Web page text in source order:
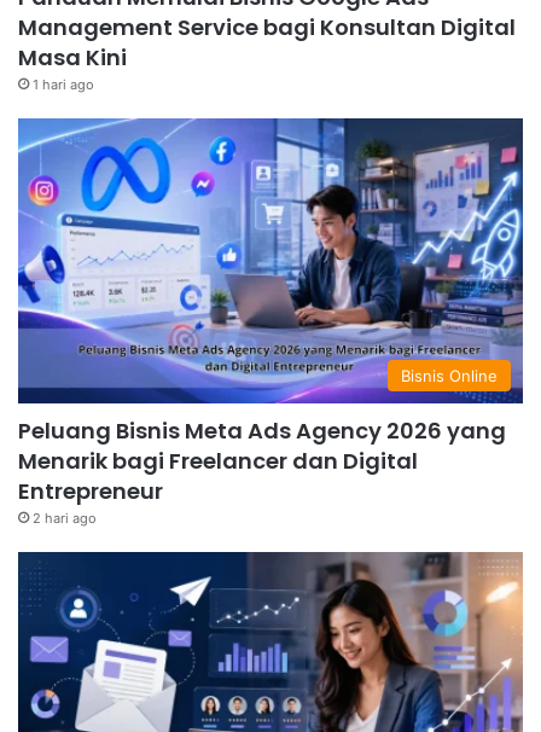
Management Service bagi Konsultan Digital
Masa Kini
1 hari ago
Bisnis Online
Peluang Bisnis Meta Ads Agency 2026 yang
Menarik bagi Freelancer dan Digital
Entrepreneur
2 hari ago